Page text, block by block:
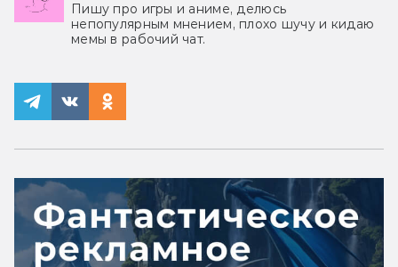
Пишу про игры и аниме, делюсь
непопулярным мнением, плохо шучу и кидаю
мемы в рабочий чат.